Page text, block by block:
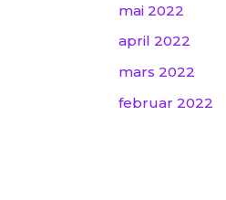
mai 2022
april 2022
mars 2022
februar 2022